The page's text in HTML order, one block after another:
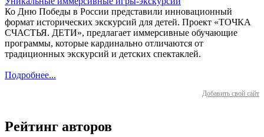
Ко Дню Победы в России представили инновационный
формат исторических экскурсий для детей. Проект «ТОЧКА
СЧАСТЬЯ. ДЕТИ», предлагает иммерсивные обучающие
программы, которые кардинально отличаются от
традиционных экскурсий и детских спектаклей.
Подробнее...
Добавить свой сайт
Рейтинг авторов